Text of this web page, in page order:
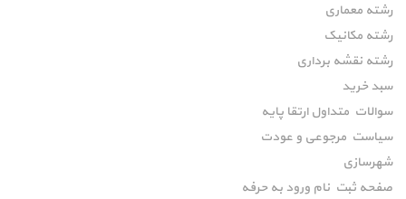
رشته معماری
رشته مکانیک
رشته نقشه برداری
سبد خرید
سوالات متداول ارتقا پایه
سیاست مرجوعی و عودت
شهرسازی
صفحه ثبت نام ورود به حرفه